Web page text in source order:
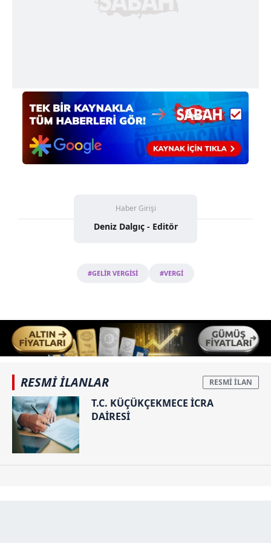
kullanılmaktadır. Bu çerezler vasıtasıyla çeşitli kişisel
sınırlı olarak açık rızanız dahilinde kullanılacaktır.
Çerezlere ilişkin tercihlerinizi aşağıda yer alan panel
vasıtasıyla belirleyebilirsiniz. Çerezlere ilişkin detaylı bilgi
için Ayarlar butonuna tıklayabilir, Çerez Bilgilendirme
6698 sayılı Kişisel Verilerin Korunması Kanunu uyarınca
hazırlanmış Aydınlatma Metnimizi okumak ve sitemizde
ilgili mevzuata uygun olarak kullanılan çerezlerle ilgili bilgi
Haber Girişi
Deniz Dalgıç - Editör
#GELİR VERGİSİ #VERGİ
RESMİ İLANLAR
T.C. KÜÇÜKÇEKMECE İCRA
DAİRESİ